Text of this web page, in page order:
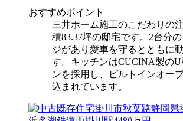
おすすめポイント
三井ホーム施工のこだわりの
積83.37坪の邸宅です。2台分
ジがあり愛車を守るとともに
す。キッチンはCUCINA製の
ンを採用し、ビルトインオー
込まれています。